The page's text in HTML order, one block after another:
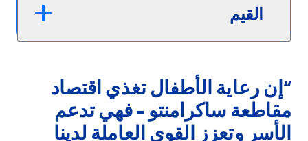
القيم
“إن رعاية الأطفال تغذي اقتصاد
مقاطعة ساكرامنتو - فهي تدعم
الأسر وتعزز القوى العاملة لدينا